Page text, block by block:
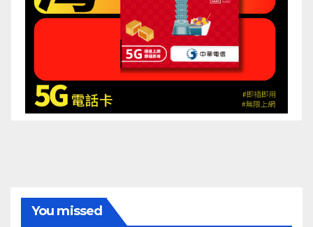
You missed